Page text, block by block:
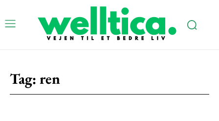
Tag: ren